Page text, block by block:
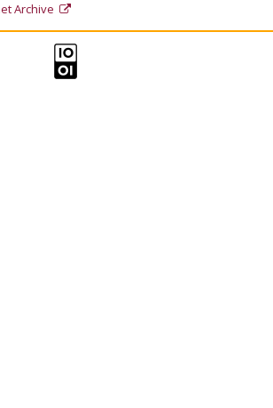
Archive